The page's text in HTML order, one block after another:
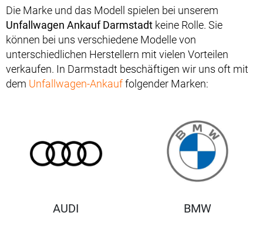
Die Marke und das Modell spielen bei unserem
Unfallwagen Ankauf Darmstadt keine Rolle. Sie
können bei uns verschiedene Modelle von
unterschiedlichen Herstellern mit vielen Vorteilen
verkaufen. In Darmstadt beschäftigen wir uns oft mit
dem Unfallwagen-Ankauffolgender Marken:
AUDI BMW